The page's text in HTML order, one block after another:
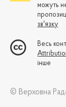
можуть
зв'язку
Весь
інше
© Верховна